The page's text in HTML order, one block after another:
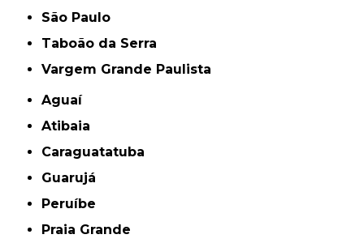
São Paulo
Taboão da Serra
Vargem Grande Paulista
Aguaí
Atibaia
Caraguatatuba
Guarujá
Peruíbe
Praia Grande